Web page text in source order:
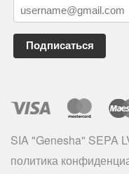
Подписаться
SIA "Genesha" SEPA
политика